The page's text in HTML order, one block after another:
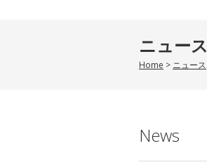
ニュース
Home > ニュース
News